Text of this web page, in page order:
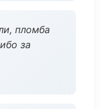
пломба
за